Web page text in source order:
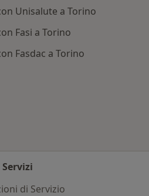
Unisalute a Torino
Fasi a Torino
Fasdac a Torino
Servizi
di Servizio